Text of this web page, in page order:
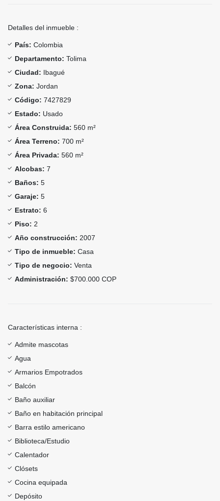
Detalles del inmueble :
País: Colombia
Departamento: Tolima
Ciudad: Ibagué
Zona: Jordan
Código: 7427829
Estado: Usado
Área Construida: 560 m²
Área Terreno: 700 m²
Área Privada: 560 m²
Alcobas: 7
Baños: 5
Garaje: 5
Estrato: 6
Piso: 2
Año construcción: 2007
Tipo de inmueble: Casa
Tipo de negocio: Venta
Administración: $700.000 COP
Características interna :
Admite mascotas
Agua
Armarios Empotrados
Balcón
Baño auxiliar
Baño en habitación principal
Barra estilo americano
Biblioteca/Estudio
Calentador
Clósets
Cocina equipada
Depósito